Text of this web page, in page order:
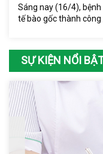
Sáng nay (16/4),
tế bào gốc thành công
SỰ KIỆN NỔI